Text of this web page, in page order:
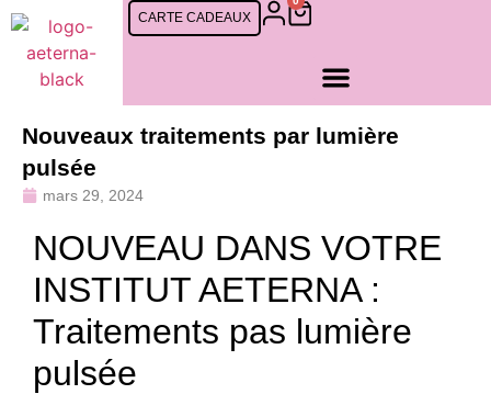
CARTE CADEAUX
Nouveaux traitements par lumière
pulsée
mars 29, 2024
NOUVEAU DANS VOTRE
INSTITUT AETERNA :
Traitements pas lumière
pulsée